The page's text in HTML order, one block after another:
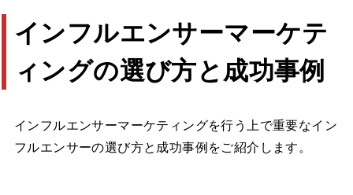
インフルエンサーマーケテ
ィングの選び方と成功事例
インフルエンサーマーケティングを行う上で重要なイン
フルエンサーの選び方と成功事例をご紹介します。